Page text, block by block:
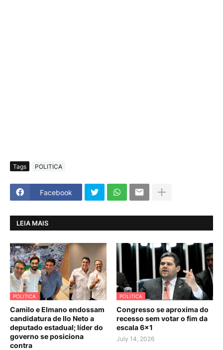
Tags POLITICA
Facebook
LEIA MAIS
POLITICA
Camilo e Elmano endossam
candidatura de Ilo Neto a
deputado estadual; líder do
governo se posiciona
contra
POLITICA
Congresso se aproxima do
recesso sem votar o fim da
escala 6×1
July 14, 2026